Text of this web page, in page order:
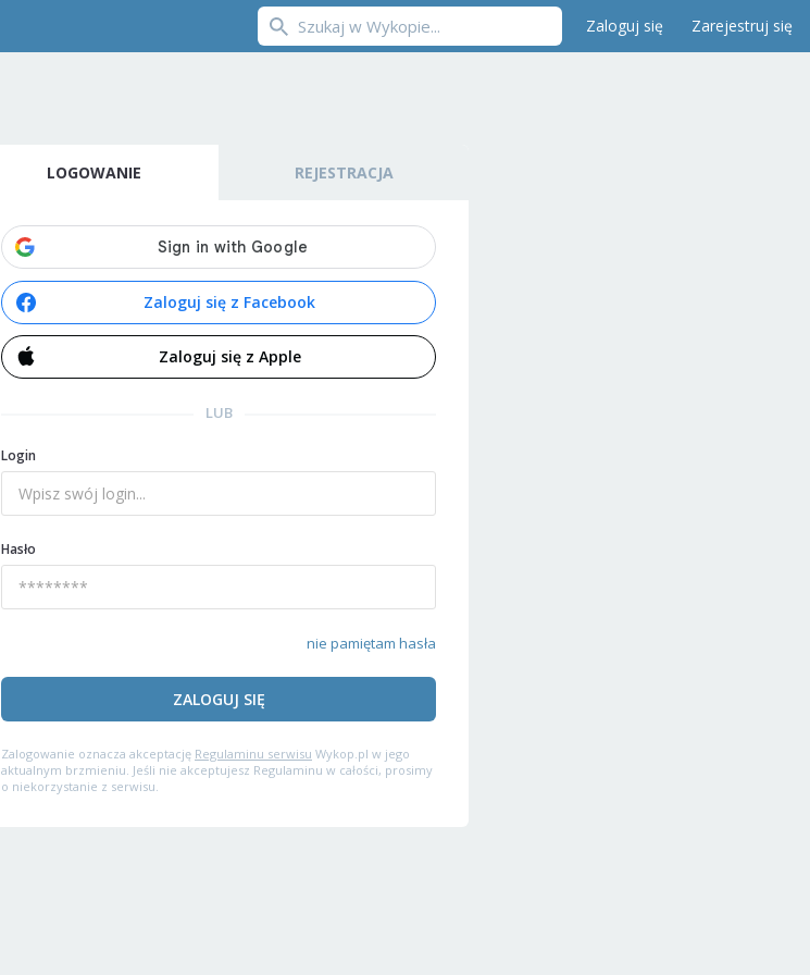
Zaloguj się Zarejestruj się
LOGOWANIE REJESTRACJA
Zaloguj się z Facebook
Zaloguj się z Apple
LUB
Login
Hasło
nie pamiętam hasła
ZALOGUJ SIĘ
Zalogowanie oznacza akceptację Regulaminu serwisu Wykop.pl w jego
aktualnym brzmieniu. Jeśli nie akceptujesz Regulaminu w całości, prosimy
o niekorzystanie z serwisu.